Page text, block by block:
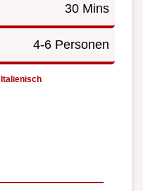
30 Mins
4-6 Personen
Italienisch